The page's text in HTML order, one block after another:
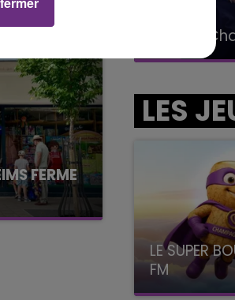
FERME
ville
Le Club
LES
LE SUPER
FM
avec La